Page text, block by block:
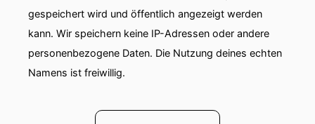
gespeichert wird und öffentlich angezeigt werden
kann. Wir speichern keine IP-Adressen oder andere
personenbezogene Daten. Die Nutzung deines echten
Namens ist freiwillig.